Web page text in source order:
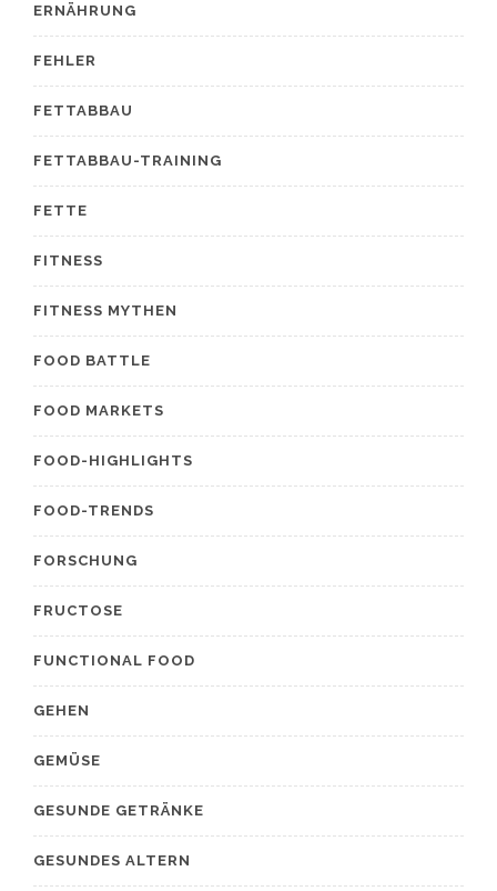
ERNÄHRUNG
FEHLER
FETTABBAU
FETTABBAU-TRAINING
FETTE
FITNESS
FITNESS MYTHEN
FOOD BATTLE
FOOD MARKETS
FOOD-HIGHLIGHTS
FOOD-TRENDS
FORSCHUNG
FRUCTOSE
FUNCTIONAL FOOD
GEHEN
GEMÜSE
GESUNDE GETRÄNKE
GESUNDES ALTERN